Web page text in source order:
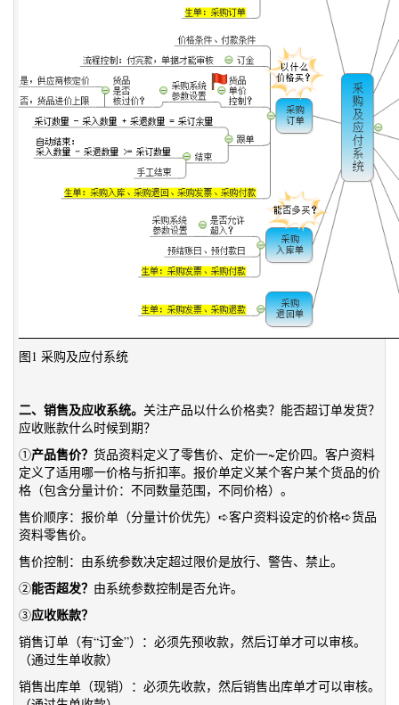
图1 采购及应付系统
二、销售及应收系统。 关注产品以什么价格卖？能否超订单发货？
应收账款什么时候到期？
①产品售价？ 货品资料定义了零售价、定价一~定价四。客户资料
定义了适用哪一价格与折扣率。报价单定义某个客户某个货品的价
格（包含分量计价：不同数量范围，不同价格）。
售价顺序：报价单（分量计价优先）➪客户资料设定的价格➪货品
资料零售价。
售价控制：由系统参数决定超过限价是放行、警告、禁止。
②能否超发？ 由系统参数控制是否允许。
③应收账款？
销售订单（有“订金”）：必须先预收款，然后订单才可以审核。
（通过生单收款）
销售出库单（现销）：必须先收款，然后销售出库单才可以审核。